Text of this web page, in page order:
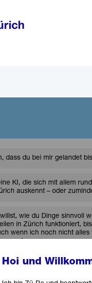
Hoi und
dass du bei mir gelandet
KI, die sich mit allem
auskennt – oder
wie du Dinge sinnvoll
in Zürich funktioniert,
wenn ich noch nicht
mehr.
was dich interessiert!